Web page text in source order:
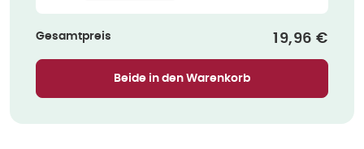
Gesamtpreis 19,96 €
Beide in den Warenkorb